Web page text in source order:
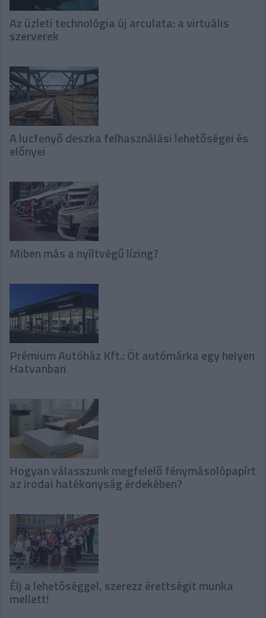
Az üzleti technológia új arculata: a virtuális
szerverek
A lucfenyő deszka felhasználási lehetőségei és
előnyei
Miben más a nyíltvégű lízing?
Prémium Autóház Kft.: Öt autómárka egy helyen
Hatvanban
Hogyan válasszunk megfelelő fénymásolópapírt
az irodai hatékonyság érdekében?
Élj a lehetőséggel, szerezz érettségit munka
mellett!